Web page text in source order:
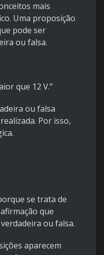
mais
Uma proposição
pode ser
ou falsa.
que 12 V.”
ou falsa
Por isso,
se trata de
que
ou falsa.
aparecem